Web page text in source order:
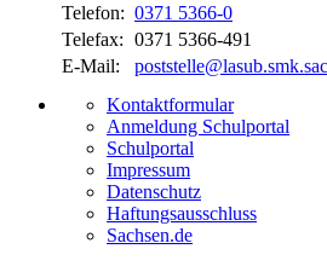
Telefon: 0371 5366-0
Telefax: 0371 5366-491
E-Mail:
Kontaktformular
Anmeldung Schulportal
Schulportal
Impressum
Datenschutz
Haftungsausschluss
Sachsen.de